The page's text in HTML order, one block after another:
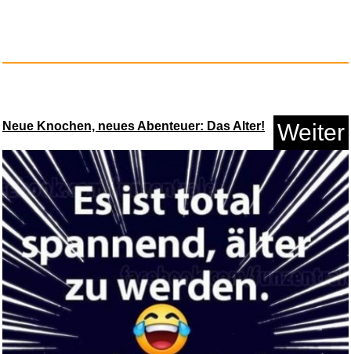
Steiff Hello Kitty Anhäng...
Anzeige
Neue Knochen, neues Abenteuer: Das Alter! Weiter